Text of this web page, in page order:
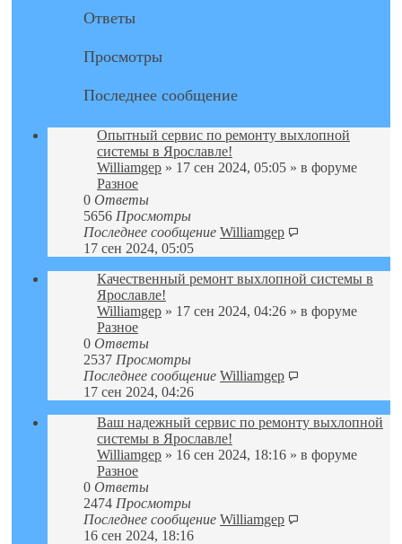
Ответы
Просмотры
Последнее сообщение
Опытный сервис по ремонту выхлопной
системы в Ярославле!
Williamgep » 17 сен 2024, 05:05 » в форуме
Разное
0 Ответы
5656 Просмотры
Последнее сообщение Williamgep
17 сен 2024, 05:05
Качественный ремонт выхлопной системы в
Ярославле!
Williamgep » 17 сен 2024, 04:26 » в форуме
Разное
0 Ответы
2537 Просмотры
Последнее сообщение Williamgep
17 сен 2024, 04:26
Ваш надежный сервис по ремонту выхлопной
системы в Ярославле!
Williamgep » 16 сен 2024, 18:16 » в форуме
Разное
0 Ответы
2474 Просмотры
Последнее сообщение Williamgep
16 сен 2024, 18:16